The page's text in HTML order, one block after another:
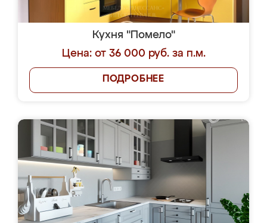
Кухня "Помело"
Цена: от 36 000 руб. за п.м.
ПОДРОБНЕЕ